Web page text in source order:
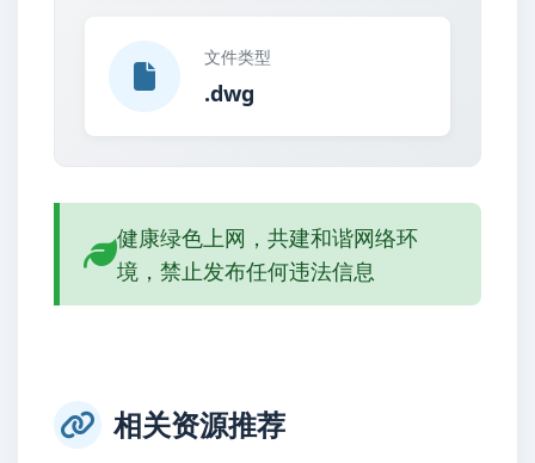
文件类型
.dwg
健康绿色上网，共建和谐网络环
境，禁止发布任何违法信息
相关资源推荐